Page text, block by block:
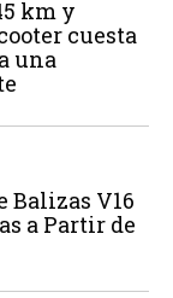
km y
cuesta
una
Balizas V16
a Partir de